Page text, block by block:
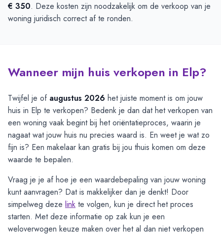
€ 350. Deze kosten zijn noodzakelijk om de verkoop van je
woning juridisch correct af te ronden.
Wanneer mijn huis verkopen in Elp?
Twijfel je of augustus 2026 het juiste moment is om jouw
huis in Elp te verkopen? Bedenk je dan dat het verkopen van
een woning vaak begint bij het oriëntatieproces, waarin je
nagaat wat jouw huis nu precies waard is. En weet je wat zo
fijn is? Een makelaar kan gratis bij jou thuis komen om deze
waarde te bepalen.
Vraag je je af hoe je een waardebepaling van jouw woning
kunt aanvragen? Dat is makkelijker dan je denkt! Door
simpelweg deze link te volgen, kun je direct het proces
starten. Met deze informatie op zak kun je een
weloverwogen keuze maken over het al dan niet verkopen